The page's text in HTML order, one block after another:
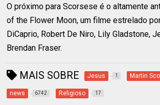
O próximo para Scorsese é o altamente
of the Flower Moon, um filme estrelado
DiCaprio, Robert De Niro, Lily Gladstone,
Brendan Fraser.
MAIS SOBRE Jesus 1 Martin
news 6742 Religioso 17